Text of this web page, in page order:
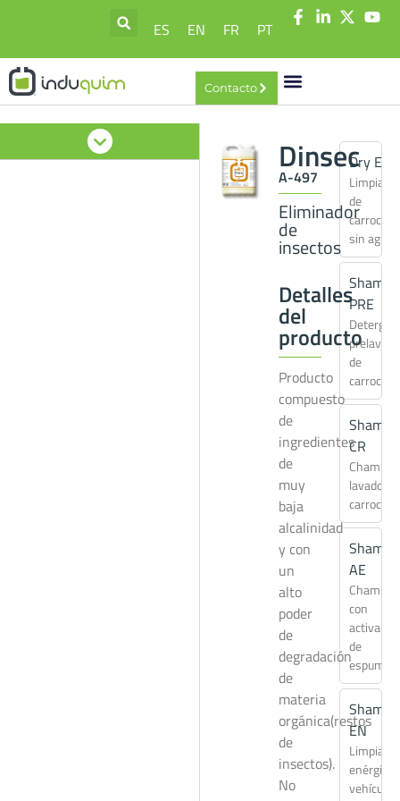
ES EN FR PT
Contacto
Dry EX
de
sin agua
PRE
prelavado
de
CR
Champú
lavado de
AE
Champú
con
activador
de
espuma
EN
enérgico
vehículos
Dinsec
A-497
Eliminador
de
insectos
Detalles
del
producto
Producto
compuesto
de
ingredientes
de
muy
baja
alcalinidad
y con
un
alto
poder
de
degradación
de
materia
orgánica(restos
de
insectos).
No